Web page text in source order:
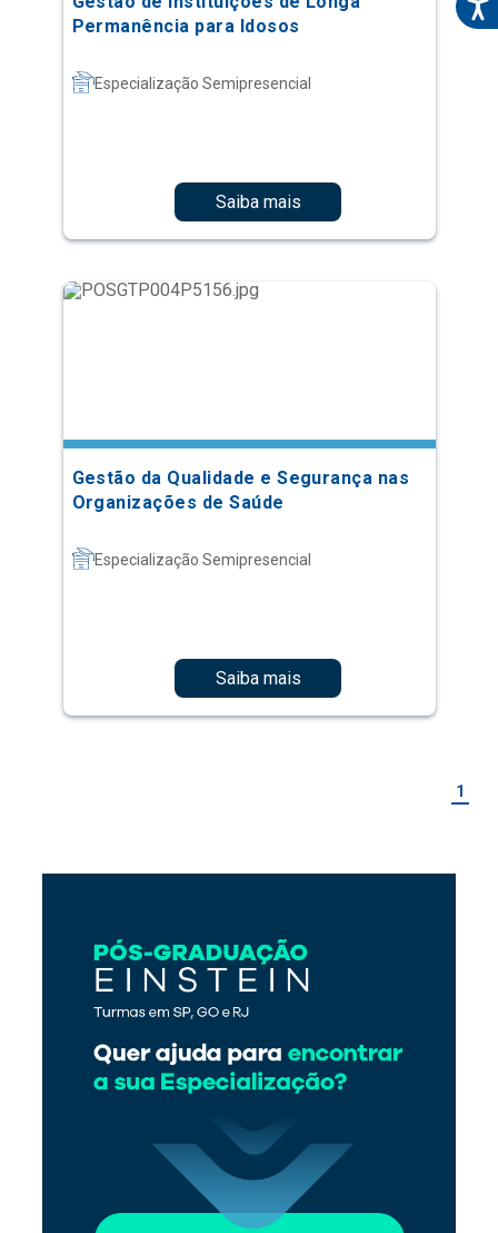
Permanência para Idosos
Especialização Semipresencial
Saiba mais
Gestão da Qualidade e Segurança nas
Organizações de Saúde
Especialização Semipresencial
Saiba mais
1